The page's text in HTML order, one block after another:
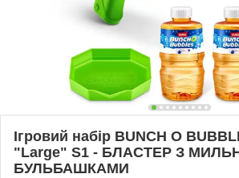
Ігровий набір BUNCH O
"Large" S1 - БЛАСТЕР З
БУЛЬБАШКАМИ